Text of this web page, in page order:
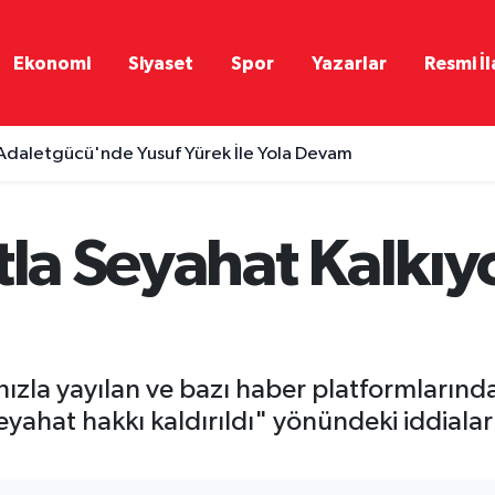
Ekonomi Siyaset Spor Yazarlar Resmi
Yusuf Yürek İle Yola Devam
Seyahat
yayılan ve bazı haber
hakkı kaldırıldı" yönündeki iddialar